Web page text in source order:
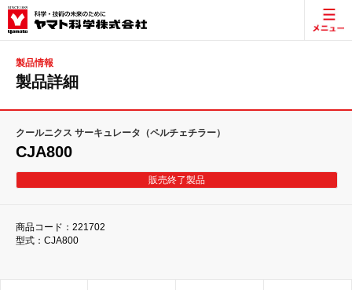
製品情報
製品詳細
クールニクス サーキュレータ（ペルチェチラー）
CJA800
販売終了製品
商品コード：221702
型式：CJA800